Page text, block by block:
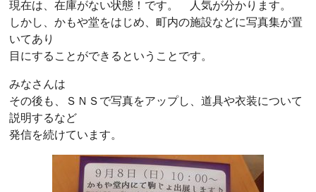
現在は、在庫がない状態！です。 人気が分かります。
しかし、かもや堂をはじめ、町内の施設などに写真集が置
いてあり
目にすることができるということです。
みなさんは
その後も、ＳＮＳで写真をアップし、道具や衣装について
説明するなど
発信を続けています。